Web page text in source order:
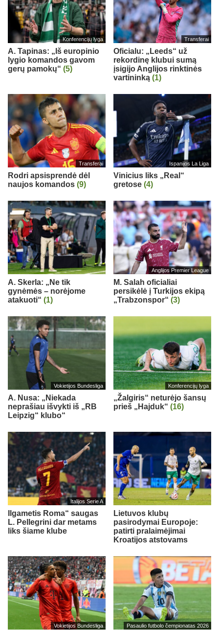
Konferencijų lyga
A. Tapinas: „Iš europinio
lygio komandos gavom
gerų pamokų“ (5)
Transferai
Oficialu: „Leeds“ už
rekordinę klubui sumą
įsigijo Anglijos rinktinės
vartininką (1)
Transferai
Rodri apsisprendė dėl
naujos komandos (9)
Ispanijos La Liga
Vinicius liks „Real“
gretose (4)
A. Skerla: „Ne tik
gynėmės – norėjome
atakuoti“ (1)
Anglijos Premier League
M. Salah oficialiai
persikėlė į Turkijos ekipą
„Trabzonspor“ (3)
Vokietijos Bundesliga
A. Nusa: „Niekada
neprašiau išvykti iš „RB
Leipzig“ klubo“
Konferencijų lyga
„Žalgiris“ neturėjo šansų
prieš „Hajduk“ (16)
Italijos Serie A
Ilgametis Roma“ saugas
L. Pellegrini dar metams
liks šiame klube
Lietuvos klubų
pasirodymai Europoje:
patirti pralaimėjimai
Kroatijos atstovams
Vokietijos Bundesliga Pasaulio futbolo čempionatas 2026